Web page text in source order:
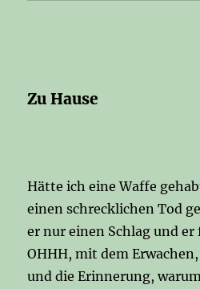
Zu Hause
Hätte ich eine Waffe
einen schrecklichen Tod
er nur einen Schlag und
OHHH, mit dem
und die Erinnerung,